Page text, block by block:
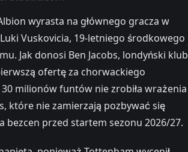
wyrasta na głównego gracza w
Vuskovicia, 19-letniego środkowego
Jak donosi Ben Jacobs, londyński klub
ofertę za chorwackiego
milionów funtów nie zrobiła wrażenia
które nie zamierzają pozbywać się
bezcen przed startem sezonu 2026/27.